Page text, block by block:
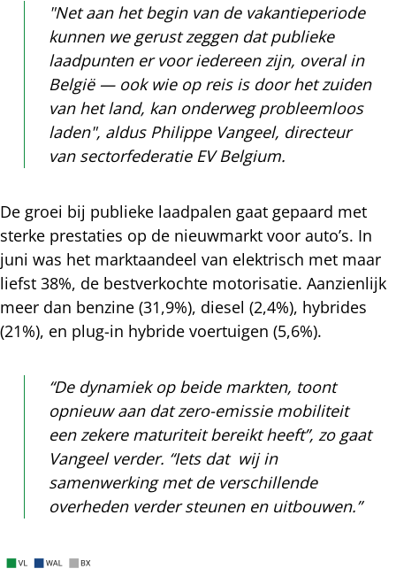
"Net aan het begin van de vakantieperiode
kunnen we gerust zeggen dat publieke
laadpunten er voor iedereen zijn, overal in
België — ook wie op reis is door het zuiden
van het land, kan onderweg probleemloos
laden", aldus Philippe Vangeel, directeur
van sectorfederatie EV Belgium.
De groei bij publieke laadpalen gaat gepaard met
sterke prestaties op de nieuwmarkt voor auto’s. In
juni was het marktaandeel van elektrisch met maar
liefst 38%, de bestverkochte motorisatie. Aanzienlijk
meer dan benzine (31,9%), diesel (2,4%), hybrides
(21%), en plug-in hybride voertuigen (5,6%).
“De dynamiek op beide markten, toont
opnieuw aan dat zero-emissie mobiliteit
een zekere maturiteit bereikt heeft”, zo gaat
Vangeel verder. “Iets dat wij in
samenwerking met de verschillende
overheden verder steunen en uitbouwen.”